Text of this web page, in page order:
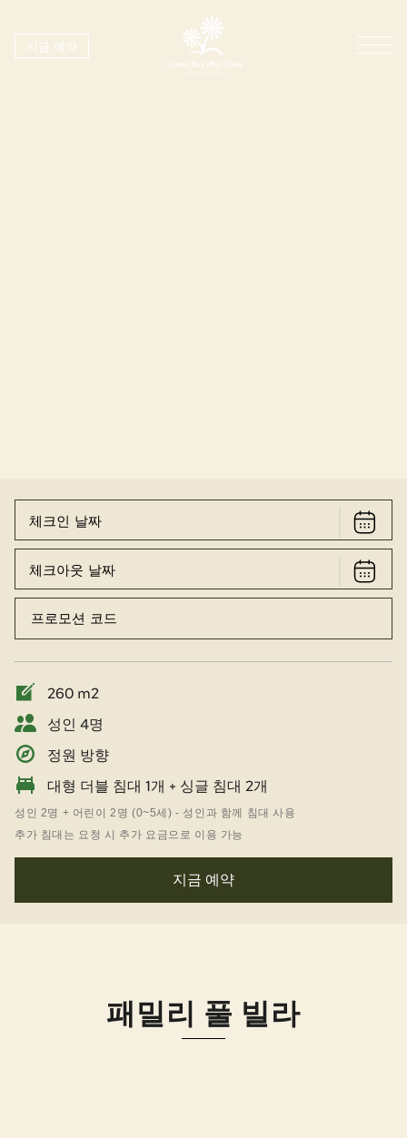
지금 예약
260 m2
성인 4명
정원 방향
대형 더블 침대 1개 + 싱글 침대 2개
성인 2명 + 어린이 2명 (0~5세) - 성인과 함께 침대 사용
추가 침대는 요청 시 추가 요금으로 이용 가능
지금 예약
패밀리 풀 빌라